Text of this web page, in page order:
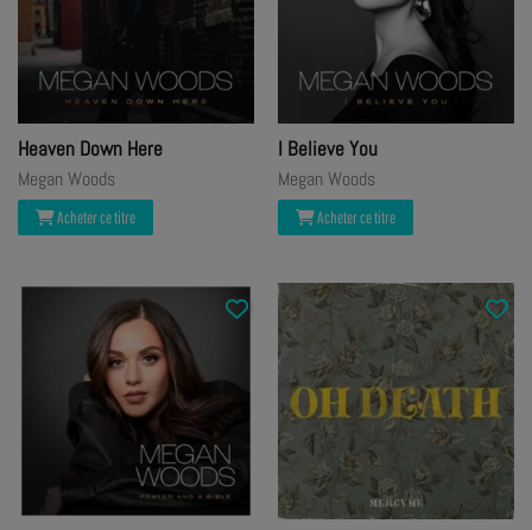
Heaven Down Here
Megan Woods
Acheter ce titre
I Believe You
Megan Woods
Acheter ce titre